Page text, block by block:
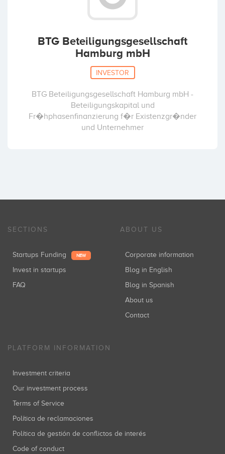
BTG Beteiligungsgesellschaft
Hamburg mbH
INVESTOR
BTG Beteiligungsgesellschaft Hamburg mbH -
Beteiligungskapital und
Fr�hphasenfinanzierung f�r Existenzgr�nder
und Unternehmer
SECTIONS
Startups Funding NEW
Invest in startups
FAQ
ABOUT US
Corporate information
Blog in English
Blog in Spanish
About us
Contact
PLATFORM INFORMATION
Investment criteria
Our investment process
Terms of Service
Política de reclamaciones
Política de gestión de conflictos de interés
Code of conduct